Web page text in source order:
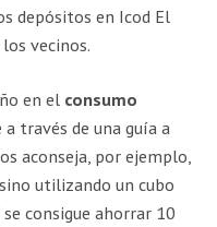
depósitos en Icod El
vecinos.
en el consumo
través de una guía a
aconseja, por ejemplo,
utilizando un cubo
consigue ahorrar 10